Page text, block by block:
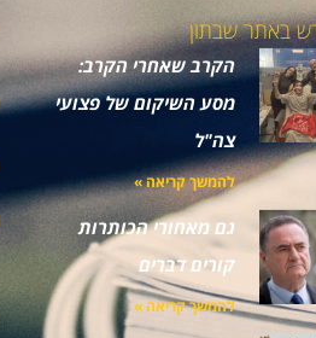
באתר שבתון
הקרב שאחרי הקרב:
מסע השיקום של פצועי
צה"ל
להמשך קריאה »
גם מאחורי הכותרות
קורים דברים
להמשך קריאה »